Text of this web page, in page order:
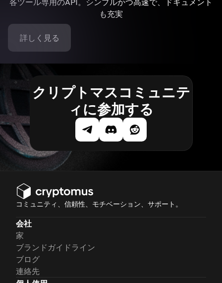
各ツール専用のAPI。シンプルかつ高速で、ドキュメント
も充実
詳しく見る
クリプトマスコミュニテ
ィに参加する
コミュニティ、信頼性、モチベーション、サポート。
会社
家
ブランドガイドライン
ブログ
連絡先